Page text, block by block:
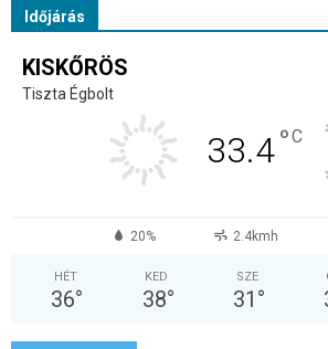
Időjárás
KISKŐRÖS
Tiszta Égbolt
33.4°C
20% 2.4kmh
HÉT
36°
KED
38°
SZE
31 °